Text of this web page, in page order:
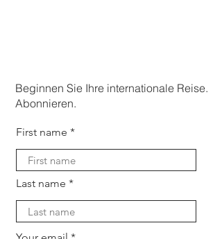
Beginnen Sie Ihre internationale Reise.
Abonnieren.
First name
Last name